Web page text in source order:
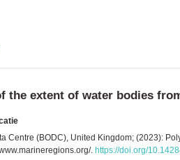
the extent of water bodies
Centre (BODC), United Kingdom; (2023):
. https://doi.org/